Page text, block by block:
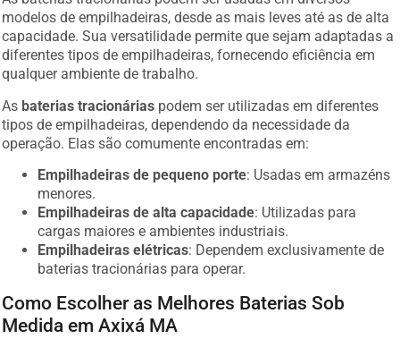
modelos de empilhadeiras, desde as mais leves até as de alta
capacidade. Sua versatilidade permite que sejam adaptadas a
diferentes tipos de empilhadeiras, fornecendo eficiência em
qualquer ambiente de trabalho.
As baterias tracionárias podem ser utilizadas em diferentes
tipos de empilhadeiras, dependendo da necessidade da
operação. Elas são comumente encontradas em:
Empilhadeiras de pequeno porte: Usadas em armazéns
menores.
Empilhadeiras de alta capacidade: Utilizadas para
cargas maiores e ambientes industriais.
Empilhadeiras elétricas: Dependem exclusivamente de
baterias tracionárias para operar.
Como Escolher as Melhores Baterias Sob
Medida em Axixá MA